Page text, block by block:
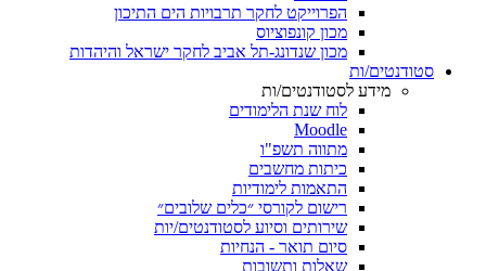
הפרוייקט לחקר תרבויות הים התיכון
מכון קונפוציוס
מכון שנדונג-תל אביב לחקר ישראל והיהדות
סטודנטים/ות
מידע לסטודנטים/ות
לוח שנת הלימודים
Moodle
מתווה תשפ"ו
כיתות מחשבים
התאמות לימודיות
רישום לקורסי ״כלים שלובים״
שירותים וסיוע לסטודנטים/יות
סיום תואר - הנחיות
שאלות ותשובות